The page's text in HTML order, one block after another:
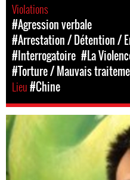
Violations
#Agression verbale
#Arrestation / Détention /
#Interrogatoire #La
#Torture / Mauvais
Lieu#Chine